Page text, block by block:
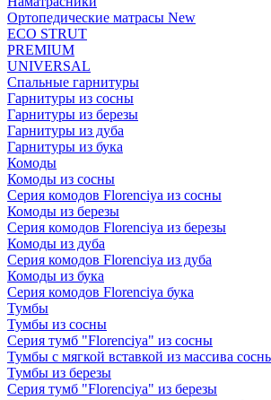
Ортопедические матрасы New
ECO STRUT
PREMIUM
UNIVERSAL
Спальные гарнитуры
Гарнитуры из сосны
Гарнитуры из березы
Гарнитуры из дуба
Гарнитуры из бука
Комоды
Комоды из сосны
Серия комодов Florenciya из сосны
Комоды из березы
Серия комодов Florenciya из березы
Комоды из дуба
Серия комодов Florenciya из дуба
Комоды из бука
Серия комодов Florenciya бука
Тумбы
Тумбы из сосны
Серия тумб "Florenciya" из сосны
Тумбы с мягкой вставкой из массива
Тумбы из березы
Серия тумб "Florenciya" из березы